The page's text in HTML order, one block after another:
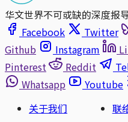
华文世界不可或缺的深度报
Facebook
Twitter
Github
Instagram
Pinterest
Reddit
Whatsapp
Youtube
关于我们
联